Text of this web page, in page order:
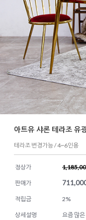
아트유 샤론 테라조 유
테라조 변경가능 / 4~6인용
정상가
판매가
적립금 2%
상세설명
요즘 많